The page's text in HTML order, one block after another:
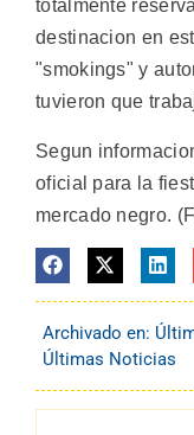
totalmente
destinacion en
"smokings" y
tuvieron que
Segun
oficial para la
mercado negro.
Archivado en:
Últimas Noticias